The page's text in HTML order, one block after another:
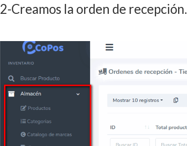
2-Creamos la orden de recepción.